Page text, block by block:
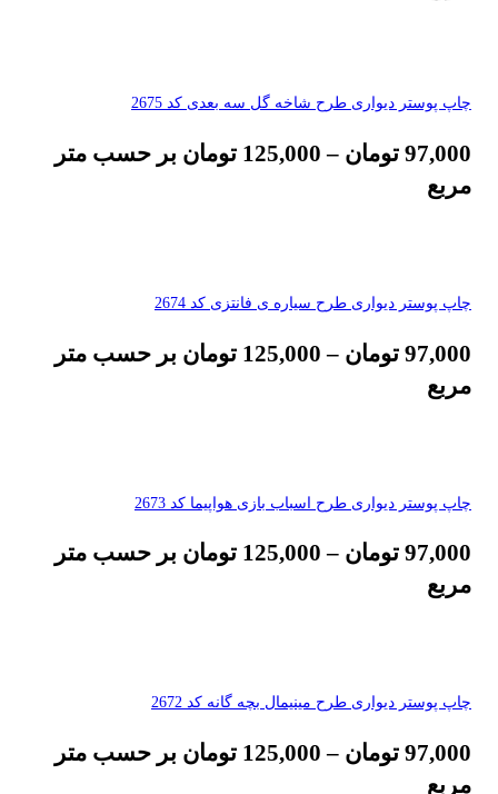
چاپ پوستر دیواری طرح شاخه گل سه بعدی کد 2675
97,000 تومان –
125,000 تومان بر حسب متر
مربع
چاپ پوستر دیواری طرح سیاره ی فانتزی کد 2674
97,000 تومان –
125,000 تومان بر حسب متر
مربع
چاپ پوستر دیواری طرح اسباب بازی هواپیما کد 2673
97,000 تومان –
125,000 تومان بر حسب متر
مربع
چاپ پوستر دیواری طرح مینیمال بچه گانه کد 2672
97,000 تومان –
125,000 تومان بر حسب متر
مربع